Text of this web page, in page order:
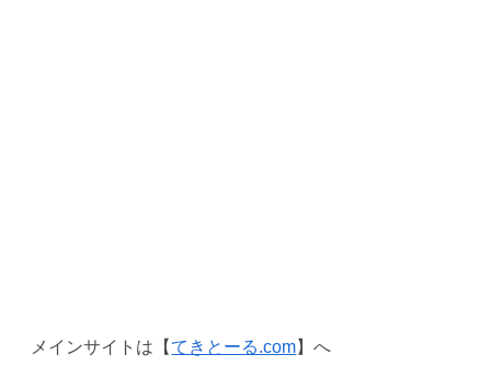
メインサイトは【てきとーる.com】へ